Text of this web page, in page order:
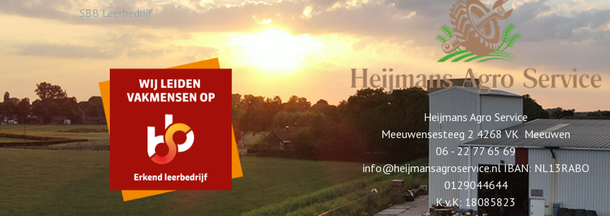
SBB Leerbedrijf
Heijmans Agro Service
Meeuwensesteeg 2 4268 VK Meeuwen
06 - 22 77 65 69
info@heijmansagroservice.nl IBAN: NL13RABO
0129044644
K.v.K: 18085823